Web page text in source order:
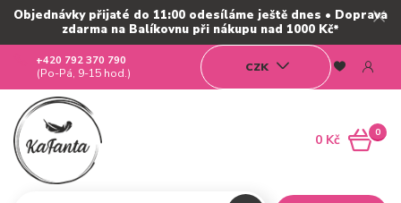
Objednávky přijaté do 11:00 odesíláme ještě dnes • Doprava
zdarma na Balíkovnu při nákupu nad 1000 Kč*
CZK
+420 792 370 790
(Po-Pá, 9-15 hod.)
0
0 Kč